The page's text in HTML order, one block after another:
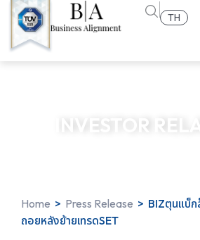
TH
INVESTOR
Home > Press Release > BIZตุนแบ็
ถอยหลังย้ายเทรดSET